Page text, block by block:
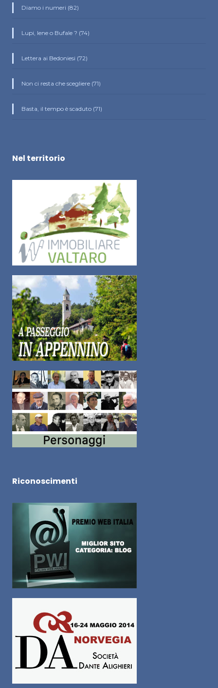
Diamo i numeri (82)
Lupi, Iene o Bufale ? (74)
Lettera ai Bedoniesi (72)
Non ci resta che scegliere (71)
Basta, il tempo è scaduto (71)
Nel territorio
Riconoscimenti